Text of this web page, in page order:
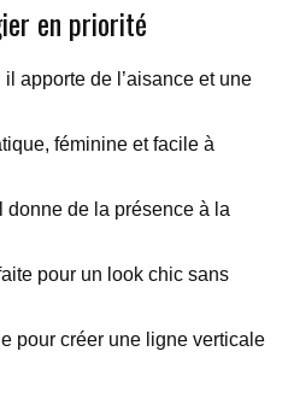
en priorité
il apporte de l’aisance et une
féminine et facile à
donne de la présence à la
pour un look chic sans
pour créer une ligne verticale